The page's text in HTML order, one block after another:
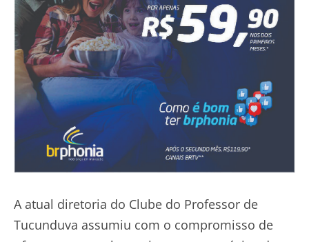
A atual diretoria do Clube do Professor de
Tucunduva assumiu com o compromisso de